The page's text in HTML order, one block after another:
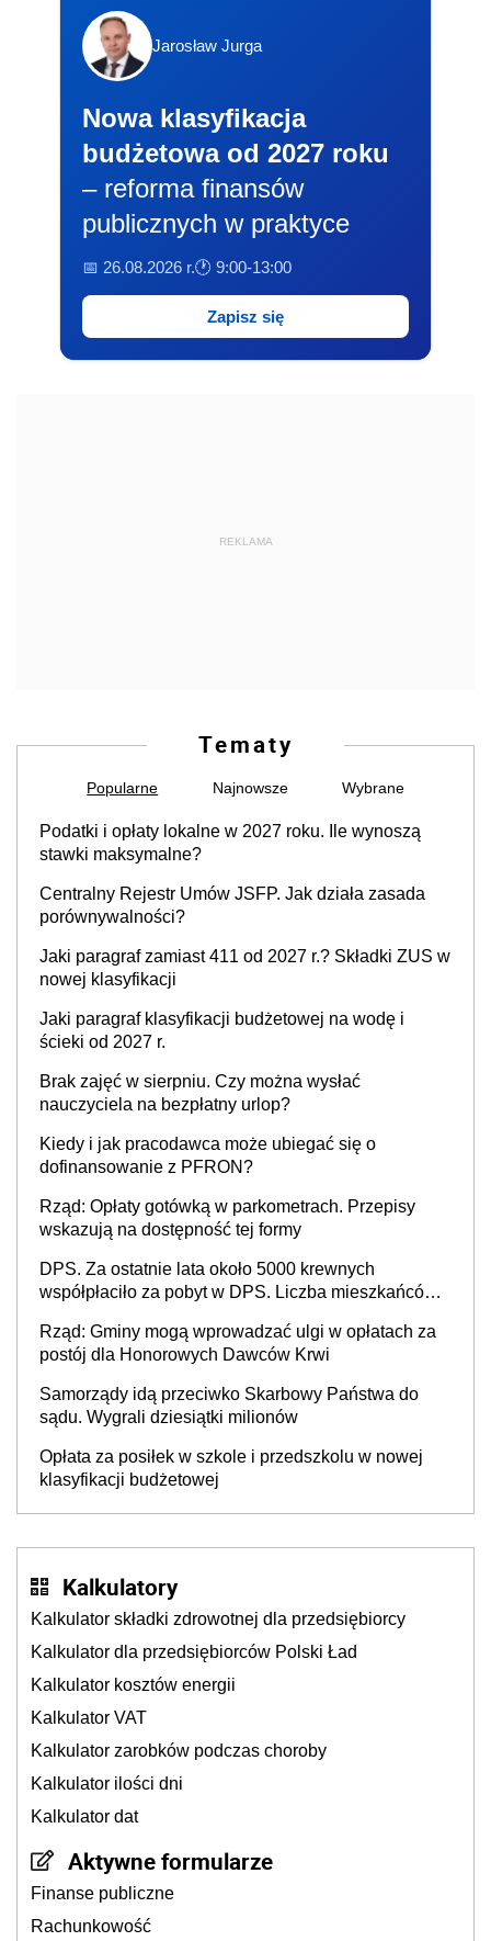
Jarosław Jurga
Nowa klasyfikacja
budżetowa od 2027 roku
– reforma finansów
publicznych w praktyce
📅 26.08.2026 r.🕐 9:00-13:00
Zapisz się
REKLAMA
Tematy
Popularne Najnowsze Wybrane
Podatki i opłaty lokalne w 2027 roku. Ile wynoszą
stawki maksymalne?
Centralny Rejestr Umów JSFP. Jak działa zasada
porównywalności?
Jaki paragraf zamiast 411 od 2027 r.? Składki ZUS w
nowej klasyfikacji
Jaki paragraf klasyfikacji budżetowej na wodę i
ścieki od 2027 r.
Brak zajęć w sierpniu. Czy można wysłać
nauczyciela na bezpłatny urlop?
Kiedy i jak pracodawca może ubiegać się o
dofinansowanie z PFRON?
Rząd: Opłaty gotówką w parkometrach. Przepisy
wskazują na dostępność tej formy
DPS. Za ostatnie lata około 5000 krewnych
współpłaciło za pobyt w DPS. Liczba mieszkańców
Rząd: Gminy mogą wprowadzać ulgi w opłatach za
postój dla Honorowych Dawców Krwi
Samorządy idą przeciwko Skarbowy Państwa do
sądu. Wygrali dziesiątki milionów
Opłata za posiłek w szkole i przedszkolu w nowej
klasyfikacji budżetowej
Kalkulatory
Kalkulator składki zdrowotnej dla przedsiębiorcy
Kalkulator dla przedsiębiorców Polski Ład
Kalkulator kosztów energii
Kalkulator VAT
Kalkulator zarobków podczas choroby
Kalkulator ilości dni
Kalkulator dat
Aktywne formularze
Finanse publiczne
Rachunkowość